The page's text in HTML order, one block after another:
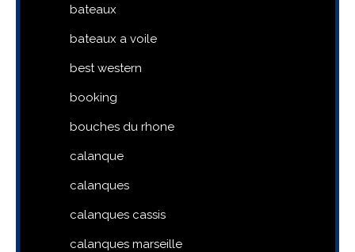
bateaux
bateaux a voile
best western
booking
bouches du rhone
calanque
calanques
calanques cassis
calanques marseille